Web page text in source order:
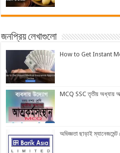
জনপ্রিয় লেখাগুলো
How to Get Instant
MCQ SSC তৃতীয় অধ্যায়
অভিজ্ঞতা ছাড়াই ম্যানেজমেন্ট